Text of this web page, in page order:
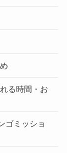
る時間・お
ゴミッショ